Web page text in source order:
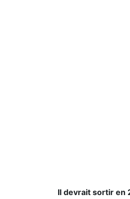
Il devrait sortir en